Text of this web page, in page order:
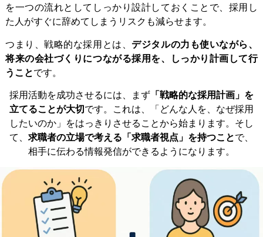
を一つの流れとしてしっかり設計しておくことで、採用し
た人がすぐに辞めてしまうリスクも減らせます。
つまり、戦略的な採用とは、デジタルの力も使いながら、
将来の会社づくりにつながる採用を、しっかり計画して行
うことです。
採用活動を成功させるには、まず 「戦略的な採用計画」を
立てることが大切です。これは、「どんな人を、なぜ採用
したいのか」をはっきりさせることから始まります。そし
て、 求職者の立場で考える「求職者視点」を持つことで、
相手に伝わる情報発信ができるようになります。